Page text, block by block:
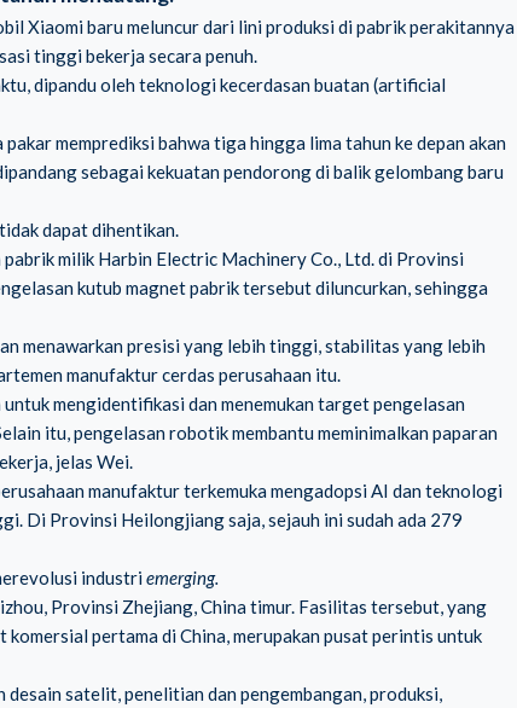
Xiaomibaru meluncur dari lini produksi di pabrik perakitannya
tinggi bekerja secara penuh.
dipandu oleh teknologi kecerdasan buatan (artificial
memprediksi bahwa tiga hingga lima tahun ke depan akan
sebagai kekuatan pendorong di balik gelombang baru
dapat dihentikan.
milik Harbin Electric Machinery Co., Ltd. di Provinsi
kutub magnet pabrik tersebut diluncurkan, sehingga
menawarkan presisi yang lebih tinggi, stabilitas yang lebih
manufaktur cerdas perusahaan itu.
mengidentifikasi dan menemukan target pengelasan
itu, pengelasan robotik membantu meminimalkan paparan
jelas Wei.
manufaktur terkemuka mengadopsi AI dan teknologi
Di Provinsi Heilongjiang saja, sejauh ini sudah ada 279
industriemerging.
Provinsi Zhejiang, China timur. Fasilitas tersebut, yang
pertama di China, merupakan pusat perintis untuk
satelit, penelitian dan pengembangan, produksi,